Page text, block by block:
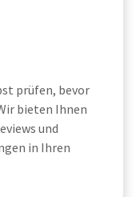
prüfen, bevor
bieten Ihnen
und
in Ihren